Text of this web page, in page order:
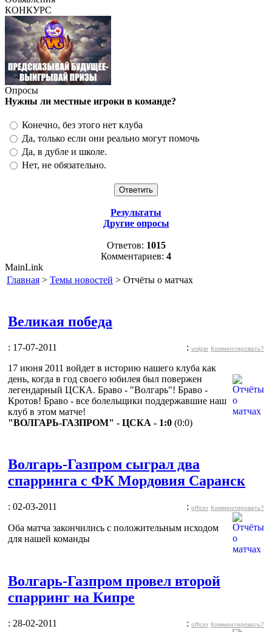
КОНКУРС
Опросы
Нужны ли местные игроки в команде?
Конечно, без этого нет клуба
Да, только если они реально могут помочь
Да, в дубле и школе.
Нет, не обязательно.
Результаты
Другие опросы
Ответов: 1015
Комментариев: 4
MainLink
Главная > Темы новостей > Отчёты о матчах
Великая победа
: 17-07-2011 : volgar Комментировать?
17 июня 2011 войдет в историю нашего клуба как
день, когда в год своего юбилея был повержен
легендарный ЦСКА. Браво - "Волгарь"! Браво -
Кротов! Браво - все болельщики поддержавшие наш
клуб в этом матче!
"ВОЛГАРЬ-ГАЗПРОМ" - ЦСКА - 1:0 (0:0)
Волгарь-Газпром сыграл два
спарринга с ФК Мордовия Саранск
: 02-03-2011 : officer Комментировать?
Оба матча закончились с положительным исходом
для нашей команды
Волгарь-Газпром провел второй
спарринг на Кипре
: 28-02-2011 : officer Комментировать?